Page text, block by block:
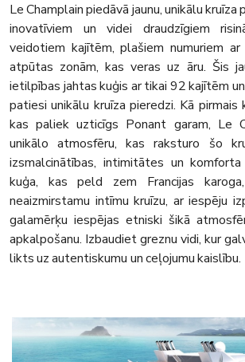
Le Champlain piedāvā jaunu, unikālu
inovatīviem un videi draudzīgiem
veidotiem kajītēm, plašiem numuriem
atpūtas zonām, kas veras uz āru. Šis
ietilpības jahtas kuģis ar tikai 92 kajītēm
patiesi unikālu kruīza pieredzi. Kā pirmais
kas paliek uzticīgs Ponant garam, Le
unikālo atmosfēru, kas raksturo šo
izsmalcinātības, intimitātes un
kuģa, kas peld zem Francijas
neaizmirstamu intīmu kruīzu, ar iespēju
galamērķu iespējas etniski šikā
apkalpošanu. Izbaudiet greznu vidi, kur
likts uz autentiskumu un ceļojumu kaislību.